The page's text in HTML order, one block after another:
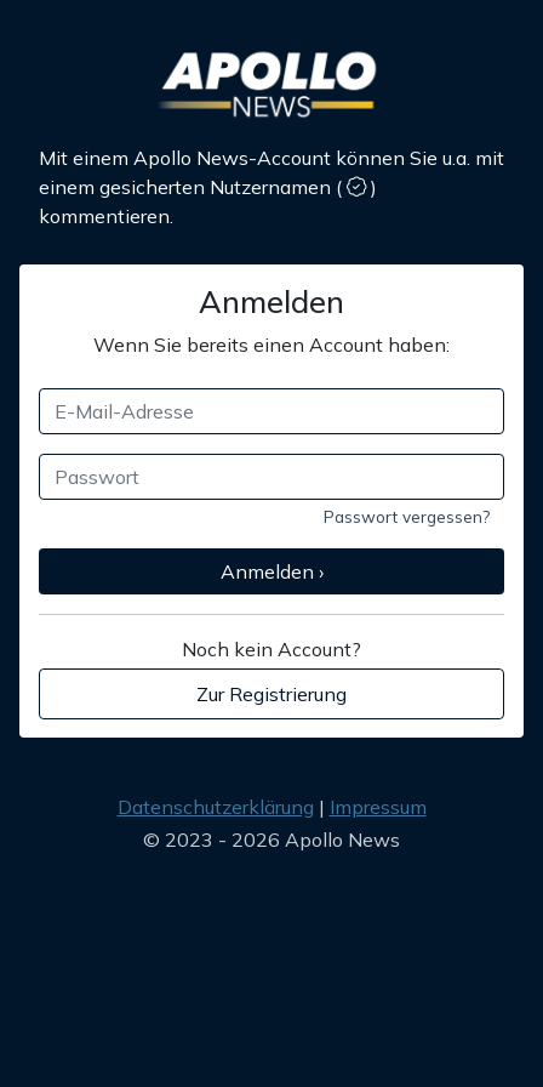
Mit einem Apollo News-Account können Sie u.a. mit
einem gesicherten Nutzernamen (
)
kommentieren.
Anmelden
Wenn Sie bereits einen Account haben:
Passwort vergessen?
Anmelden ›
Noch kein Account?
Zur Registrierung
Datenschutzerklärung
Impressum
© 2023 - 2026 Apollo News